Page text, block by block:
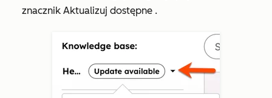
znacznik Aktualizuj dostępne .